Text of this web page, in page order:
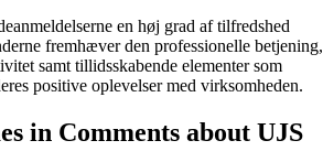
en høj grad af tilfredshed
fremhæver den professionelle betjening,
samt tillidsskabende elementer som
positive oplevelser med virksomheden.
in Comments about UJS